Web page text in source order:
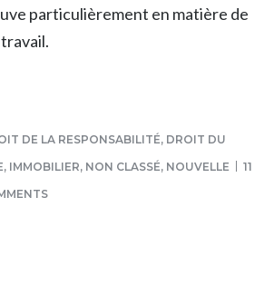
particulièrement en matière de
DE LA RESPONSABILITÉ, DROIT DU
, IMMOBILIER, NON CLASSÉ, NOUVELLE
11